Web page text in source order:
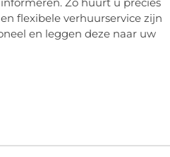
flexibele verhuurservice zijn
en leggen deze naar uw